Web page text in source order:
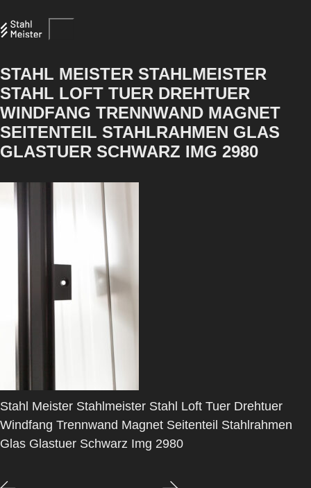
STAHL MEISTER STAHLMEISTER
STAHL LOFT TUER DREHTUER
WINDFANG TRENNWAND MAGNET
SEITENTEIL STAHLRAHMEN GLAS
GLASTUER SCHWARZ IMG 2980
Stahl Meister Stahlmeister Stahl Loft Tuer Drehtuer
Windfang Trennwand Magnet Seitenteil Stahlrahmen
Glas Glastuer Schwarz Img 2980